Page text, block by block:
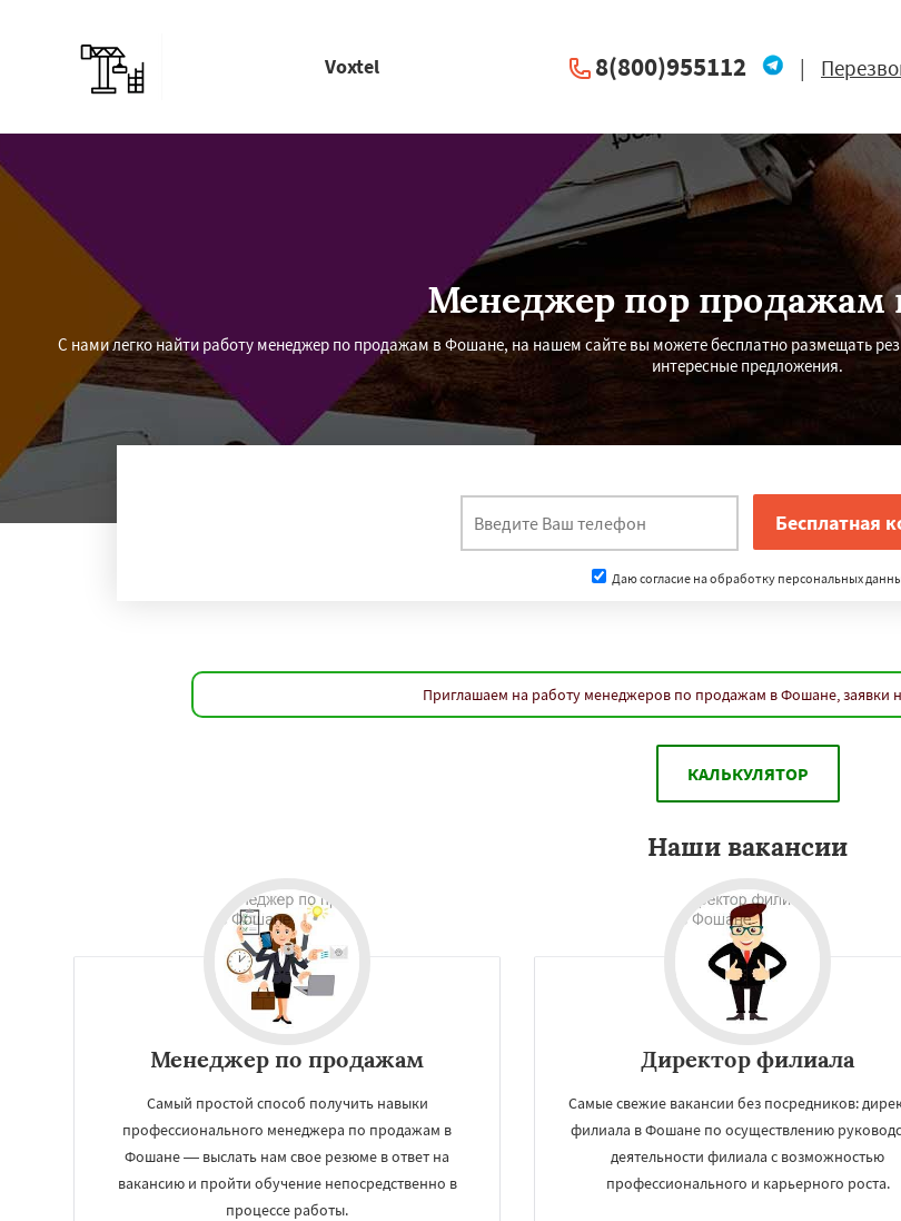
Работаем по
Токио Чэнду
Лондон
Дакка Ухань
Нинбо
Voxtel 8(800)955112 |
Менеджер пор продажам
С нами легко найти работу менеджер по продажам в Фошане, на нашем сайте вы можете бесплатно размещать
интересные предложения.
Даю согласие на обработку персональных
Приглашаем на работу менеджеров по продажам в Фошане, заявки
КАЛЬКУЛЯТОР
Наши вакансии
Менеджер по продажам
Самый простой способ получить навыки
профессионального менеджера по продажам в
Фошане — выслать нам свое резюме в ответ на
вакансию и пройти обучение непосредственно в
процессе работы.
Директор филиала
Самые свежие вакансии без посредников:
филиала в Фошане по осуществлению
деятельности филиала с возможностью
профессионального и карьерного роста.
УЗНАТЬ ПОДРОБНЕЕ